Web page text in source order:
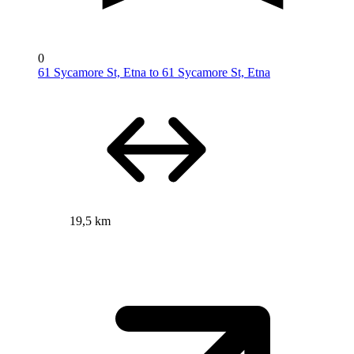
0
61 Sycamore St, Etna to 61 Sycamore St, Etna
19,5 km